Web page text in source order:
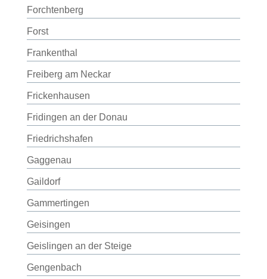
Forchtenberg
Forst
Frankenthal
Freiberg am Neckar
Frickenhausen
Fridingen an der Donau
Friedrichshafen
Gaggenau
Gaildorf
Gammertingen
Geisingen
Geislingen an der Steige
Gengenbach